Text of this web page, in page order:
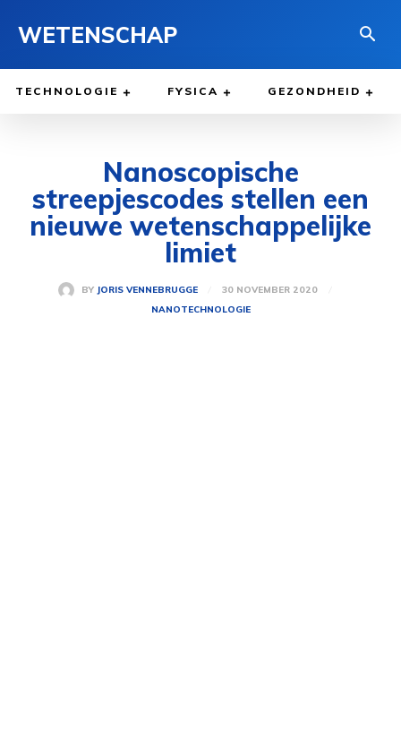
WETENSCHAP
TECHNOLOGIE FYSICA GEZONDHEID
Nanoscopische
streepjescodes stellen een
nieuwe wetenschappelijke
limiet
BY JORIS VENNEBRUGGE
30 NOVEMBER 2020
NANOTECHNOLOGIE